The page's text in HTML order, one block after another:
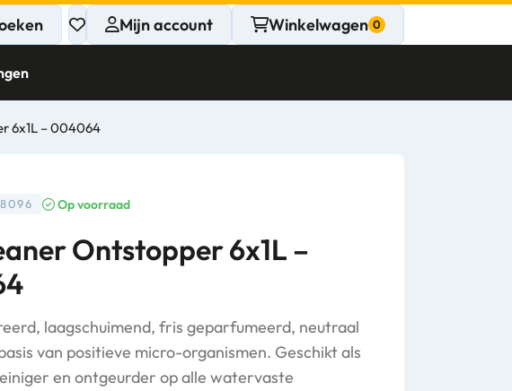
Mijn account Winkelwagen
advies
6x1L – 004064
Op voorraad
Ontstopper 6x1L –
laagschuimend, fris geparfumeerd, neutraal
van positieve micro-organismen. Geschikt als
en ontgeurder op alle watervaste